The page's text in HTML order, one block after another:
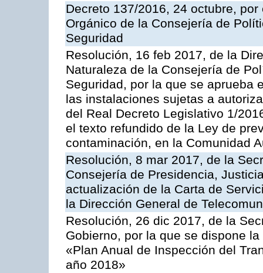
Decreto 137/2016, 24 octubre,
Orgánico de la Consejería de
Seguridad
Resolución, 16 feb 2017, de la
Naturaleza de la Consejería de
Seguridad, por la que se aprueba
las instalaciones sujetas a
del Real Decreto Legislativo 1/
el texto refundido de la Ley de
contaminación, en la Comunidad
Resolución, 8 mar 2017, de la
Consejería de Presidencia,
actualización de la Carta de
la Dirección General de
Resolución, 26 dic 2017, de la
Gobierno, por la que se dispone
«Plan Anual de Inspección del
año 2018»